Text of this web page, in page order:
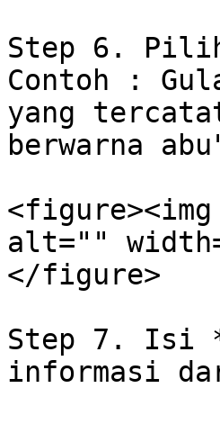
Step 6.
Contoh :
yang
berwarna
<figure><img
alt=""
</figure>
Step 7. Isi
informasi